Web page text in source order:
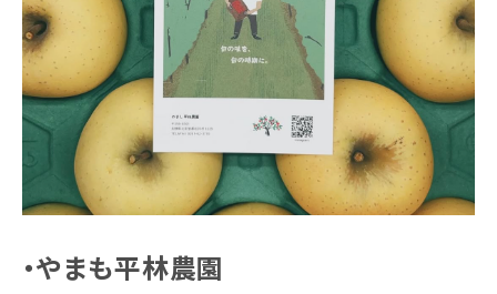
・やまも平林農園